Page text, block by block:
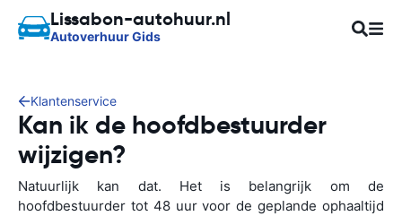
Lissabon-autohuur.nl
Autoverhuur Gids
Klantenservice
Kan ik de hoofdbestuurder
wijzigen?
Natuurlijk kan dat. Het is belangrijk om de
hoofdbestuurder tot 48 uur voor de geplande ophaaltijd